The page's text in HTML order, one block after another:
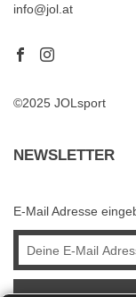
info@jol.at
©2025 JOLsport
NEWSLETTER
E-Mail Adresse